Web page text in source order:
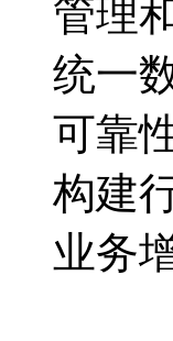
管理
统一
可靠
构建
业务